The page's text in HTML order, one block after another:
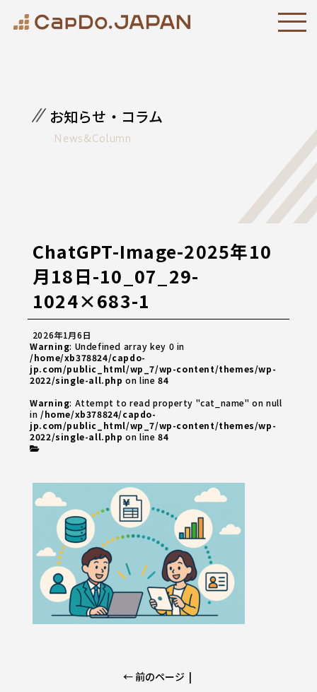
お知らせ・コラム
News&Column
ChatGPT-Image-2025年10
月18日-10_07_29-
1024×683-1
2026年1月6日
Warning: Undefined array key 0 in
/home/xb378824/capdo-
jp.com/public_html/wp_7/wp-content/themes/wp-
2022/single-all.php on line84
Warning: Attempt to read property "cat_name" on null
in/home/xb378824/capdo-
jp.com/public_html/wp_7/wp-content/themes/wp-
2022/single-all.php on line84
← 前のページ |